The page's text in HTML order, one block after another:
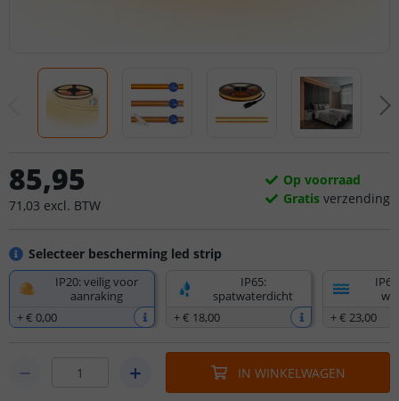
Selecteer bescherming led strip
IP20: veilig voor
aanraking
+€ 0,00
IP65:
spatwaterdicht
+€ 18,00
+€ 23,00
85,95
71 ,03 excl. BTW
Op voorraad
Gratis verzending
IN WINKELWAGEN